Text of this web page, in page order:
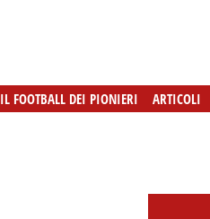
IL FOOTBALL DEI PIONIERI ARTICOLI
IL FOOTBALL DEI PIONIERI ARTICOLI